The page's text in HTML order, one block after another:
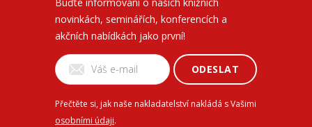
novinkách, seminářích, konferencích a
akčních nabídkách jako první!
ODESLAT
Přečtěte si, jak naše nakladatelství nakládá s Vašimi
osobními údaji.